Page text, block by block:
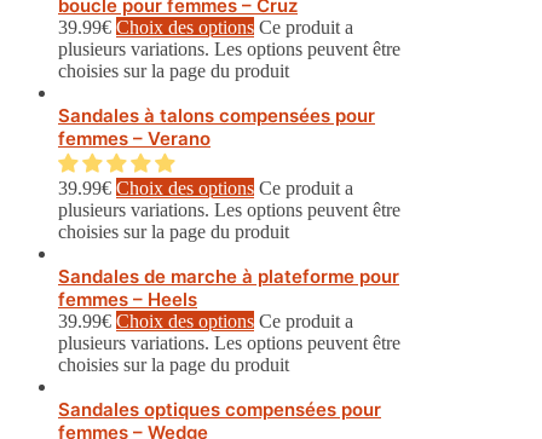
boucle pour femmes – Cruz
39.99€ Choix des options Ce produit a
plusieurs variations. Les options peuvent être
choisies sur la page du produit
Sandales à talons compensées pour
femmes – Verano
39.99€ Choix des options Ce produit a
plusieurs variations. Les options peuvent être
choisies sur la page du produit
Sandales de marche à plateforme pour
femmes – Heels
39.99€ Choix des options Ce produit a
plusieurs variations. Les options peuvent être
choisies sur la page du produit
Sandales optiques compensées pour
femmes – Wedge